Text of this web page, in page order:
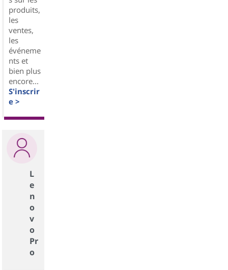
produits,
les
ventes,
les
événeme
nts et
bien plus
encore...
S'inscrir
e >
L
e
n
o
v
o
Pr
o